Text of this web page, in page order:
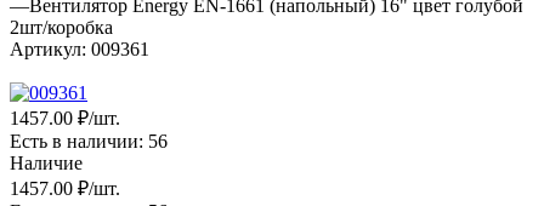
—Вентилятор Energy EN-1661 (напольный) 16" цвет голубой
2шт/коробка
Артикул: 009361
1457.00 ₽/шт.
Есть в наличии: 56
Наличие
1457.00 ₽/шт.